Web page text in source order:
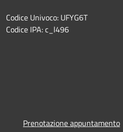
Codice Univoco: UFYG6T
Codice IPA: c_l496
Prenotazione appuntamento